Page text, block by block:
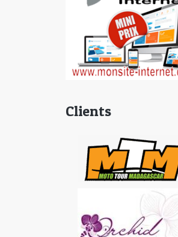
Clients